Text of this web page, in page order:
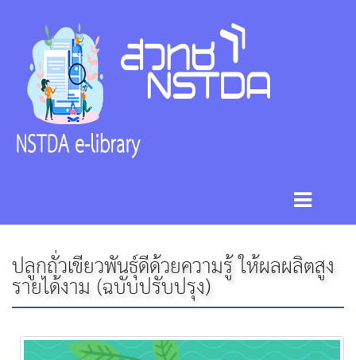
ปลูกถั่วเขียวพันธุ์ดีด้วยความรู้ ให้ผลผลิตสูง
รายได้งาม (ฉบับปรับปรุง)